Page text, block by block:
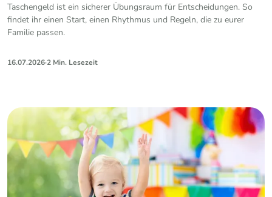
Taschengeld ist ein sicherer Übungsraum für Entscheidungen. So
findet ihr einen Start, einen Rhythmus und Regeln, die zu eurer
Familie passen.
16.07.2026·2 Min. Lesezeit